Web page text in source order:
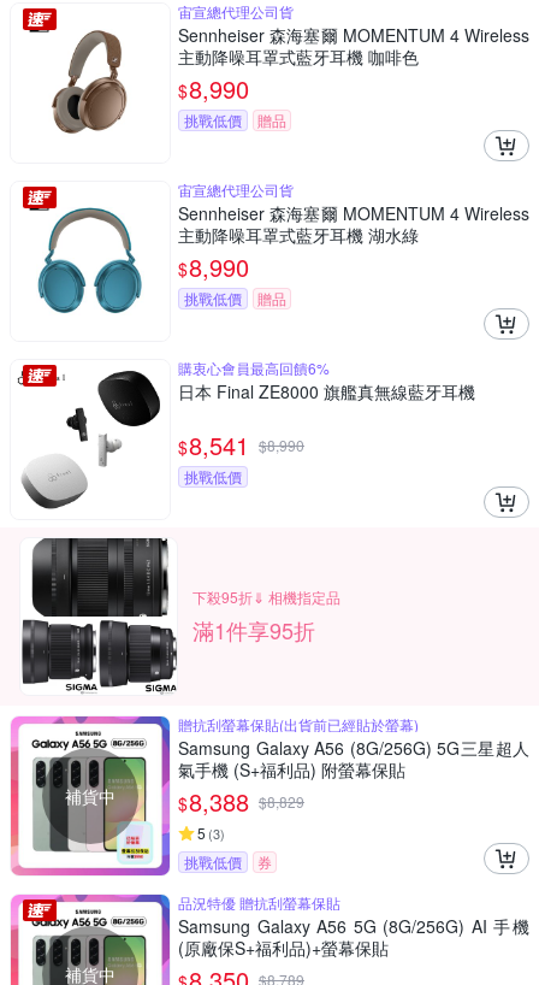
宙宣總代理公司貨
Sennheiser 森海塞爾 MOMENTUM 4 Wireless
主動降噪耳罩式藍牙耳機 咖啡色
$8,990
挑戰低價 贈品
宙宣總代理公司貨
Sennheiser 森海塞爾 MOMENTUM 4 Wireless
主動降噪耳罩式藍牙耳機 湖水綠
$8,990
挑戰低價 贈品
購衷心會員最高回饋6%
日本 Final ZE8000 旗艦真無線藍牙耳機
$8,541 $8,990
挑戰低價
下殺95折⇓ 相機指定品
滿1件享95折
補貨中
贈抗刮螢幕保貼(出貨前已經貼於螢幕)
Samsung Galaxy A56 (8G/256G) 5G三星超人
氣手機 (S+福利品) 附螢幕保貼
$8,388 $8,829
5 (3)
挑戰低價 券
補貨中
品況特優 贈抗刮螢幕保貼
Samsung Galaxy A56 5G (8G/256G) AI 手機
(原廠保S+福利品)+螢幕保貼
$8,789